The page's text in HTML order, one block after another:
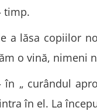
timp.
a lăsa copiilor
o vină, nimeni
în „ curândul
în el. La